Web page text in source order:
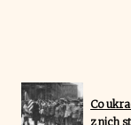
Co
z nich